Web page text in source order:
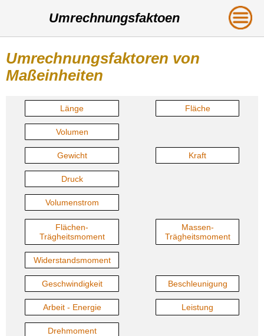
Umrechnungsfaktoen
Umrechnungsfaktoren von
Maßeinheiten
Länge Fläche
Volumen
Gewicht Kraft
Druck
Volumenstrom
Flächen-
Trägheitsmoment
Massen-
Trägheitsmoment
Widerstandsmoment
Geschwindigkeit Beschleunigung
Arbeit - Energie Leistung
Drehmoment